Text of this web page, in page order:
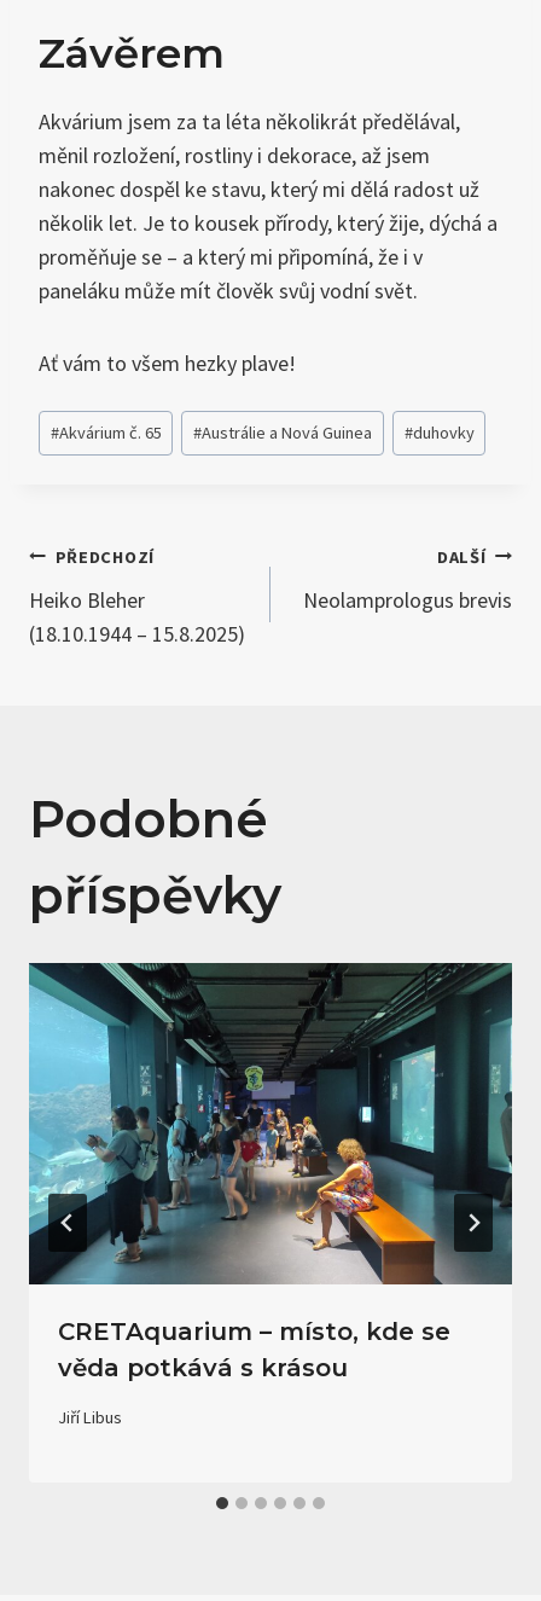
Závěrem
Akvárium jsem za ta léta několikrát předělával,
měnil rozložení, rostliny i dekorace, až jsem
nakonec dospěl ke stavu, který mi dělá radost už
několik let. Je to kousek přírody, který žije, dýchá a
proměňuje se – a který mi připomíná, že i v
paneláku může mít člověk svůj vodní svět.
Ať vám to všem hezky plave!
Štítky
příspěvků:
#Akvárium č. 65 #Austrálie a Nová Guinea #duhovky
Navigace
pro
PŘEDCHOZÍ
Heiko Bleher
(18.10.1944 – 15.8.2025)
DALŠÍ
Neolamprologus brevis
Podobné
příspěvky
CRETAquarium – místo, kde se
věda potkává s krásou
Jiří Libus